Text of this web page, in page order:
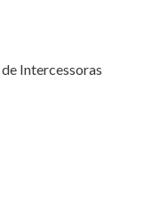
Intercessoras